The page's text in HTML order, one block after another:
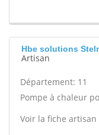
Hbe solutions
Artisan
Département: 11
Pompe à chaleur
Voir la fiche artisan